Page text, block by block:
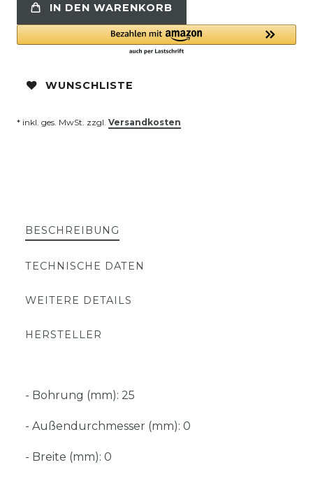
IN DEN WARENKORB
WUNSCHLISTE
* inkl. ges. MwSt. zzgl. Versandkosten
BESCHREIBUNG
TECHNISCHE DATEN
WEITERE DETAILS
HERSTELLER
- Bohrung (mm): 25
- Außendurchmesser (mm): 0
- Breite (mm): 0